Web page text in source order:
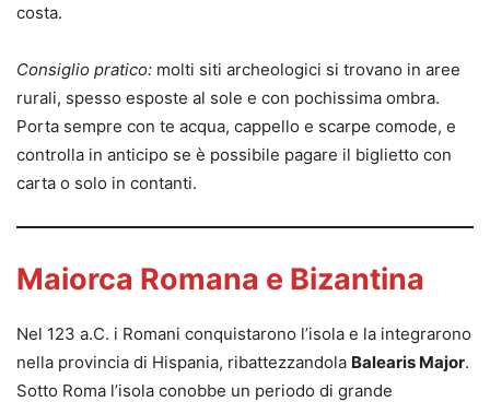
costa.
Consiglio pratico: molti siti archeologici si trovano in aree
rurali, spesso esposte al sole e con pochissima ombra.
Porta sempre con te acqua, cappello e scarpe comode, e
controlla in anticipo se è possibile pagare il biglietto con
carta o solo in contanti.
Maiorca Romana e Bizantina
Nel 123 a.C. i Romani conquistarono l’isola e la integrarono
nella provincia di Hispania, ribattezzandola Balearis Major.
Sotto Roma l’isola conobbe un periodo di grande